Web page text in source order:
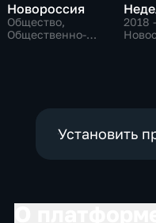
Новороссия
Общество,
Общественно-
2018
Установить